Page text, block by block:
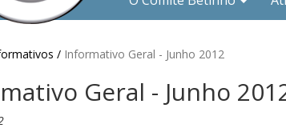
/ Informativo Geral - Junho 2012
Geral - Junho